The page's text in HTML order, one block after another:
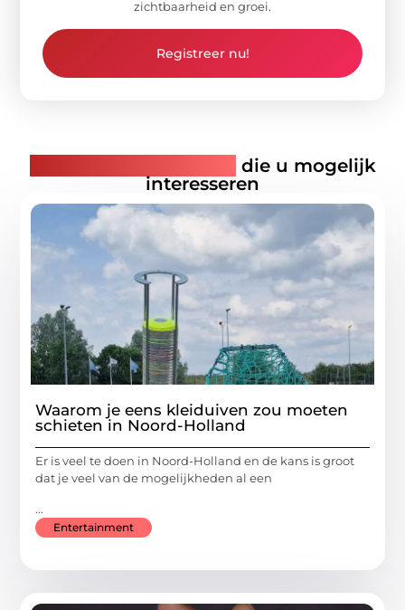
zichtbaarheid en groei.
Registreer nu!
die u mogelijk
interesseren
Waarom je eens kleiduiven zou moeten
schieten in Noord-Holland
Er is veel te doen in Noord-Holland en de kans is groot
dat je veel van de mogelijkheden al een
...
Entertainment